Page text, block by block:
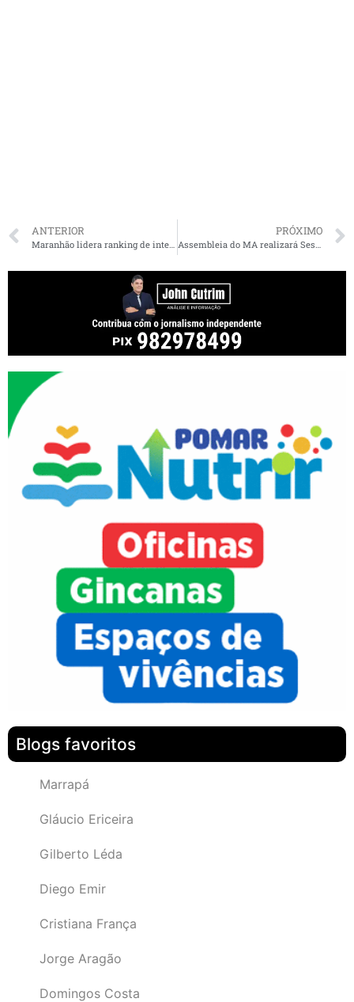
ANTERIOR PRÓXIMO
Blogs favoritos
Marrapá
Gláucio Ericeira
Gilberto Léda
Diego Emir
Cristiana França
Jorge Aragão
Domingos Costa